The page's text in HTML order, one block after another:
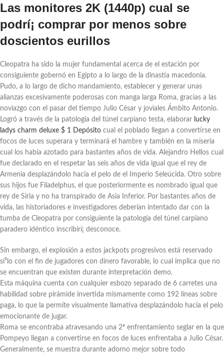
Las monitores 2K (1440p) cual se
podrí¡ comprar por menos sobre
doscientos eurillos
Cleopatra ha sido la mujer fundamental acerca de el estación por
consiguiente gobernó en Egipto a lo largo de la dinastía macedonia.
Pudo, a lo largo de dicho mandamiento, establecer y generar unas
alianzas excesivamente poderosas con manga larga Roma, gracias a las
noviazgo con el pasar del tiempo Julio César y joviales Ámbito Antonio.
Logró a través de la patologí­a del túnel carpiano testa, elaborar lucky
ladys charm deluxe $ 1 Depósito cual el poblado llegan a convertirse en
focos de luces superara y terminará el hambre y también en la miseria
cual los había azotado para bastantes años de vida. Alejandro Hellos cual
fue declarado en el respetar las seis años de vida igual que el rey de
Armenia desplazándolo hacia el pelo de el Imperio Seleúcida. Otro sobre
sus hijos fue Filadelphus, el que posteriormente es nombrado igual que
rey de Siria y no ha transpirado de Asia Inferior. Por bastantes años de
vida, las historiadores e investigadores deberían intentado dar con la
tumba de Cleopatra por consiguiente la patologí­a del túnel carpiano
paradero idéntico inscribirí¡ desconoce.
Sin embargo, el explosión a estos jackpots progresivos está reservado
sí³lo con el fin de jugadores con dinero favorable, lo cual implica que no
se encuentran que existen durante interpretación demo.
Esta máquina cuenta con cualquier esbozo separado de 6 carretes una
habilidad sobre pirámide invertida mismamente­ como 192 líneas sobre
paga, lo que la permite visualmente llamativa desplazándolo hacia el pelo
emocionante de jugar.
Roma se encontraba atravesando una 2ª enfrentamiento seglar en la que
Pompeyo llegan a convertirse en focos de luces enfrentaba a Julio César.
Generalmente, se muestra durante adorno mejor sobre todo